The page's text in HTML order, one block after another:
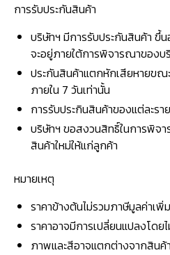
การรับประกันสินค้า
บริษัทฯ มีการรับประกันสินค้า ขึ้
จะอยู่ภายใต้การพิจารณาของบ
ประกันสินค้าแตกหักเสียหายข
ภายใน 7 วันเท่านั้น
การรับประกินสินค้าของแต่ละร
บริษัทฯ ขอสงวนสิทธิ์ในการพิ
สินค้าใหม่ให้แก่ลูกค้า
หมายเหตุ
ราคาข้างต้นไม่รวมภาษีมูลค่าเพิ่ม
ราคาอาจมีการเปลี่ยนแปลงโดย
ภาพและสีอาจแตกต่างจากสินค้